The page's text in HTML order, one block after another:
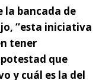
la bancada de
“esta iniciativa
tener
que
y cuál es la del